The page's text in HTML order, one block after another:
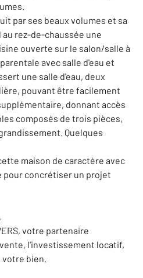
par ses beaux volumes et sa
rez-de-chaussée une
ouverte sur le salon/salle à
avec salle d'eau et
une salle d'eau, deux
pouvant être facilement
donnant accès
composés de trois pièces,
Quelques
maison de caractère avec
pour concrétiser un projet
votre partenaire
l'investissement locatif,
votre bien.